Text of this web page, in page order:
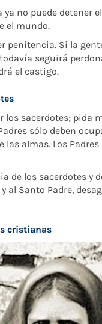
ya no puede detener
el mundo.
penitencia. Si la
seguirá
el castigo.
los sacerdotes; pida
sólo deben
las almas. Los
de los sacerdotes y
al Santo Padre,
cristianas